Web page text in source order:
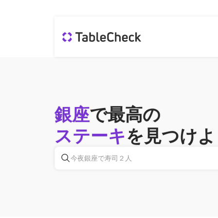
銀座で最高の
ステーキを見つけ